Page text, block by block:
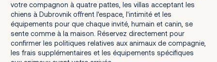
votre compagnon à quatre pattes, les villas acceptant les
chiens à Dubrovnik offrent l'espace, l'intimité et les
équipements pour que chaque invité, humain et canin, se
sente comme à la maison. Réservez directement pour
confirmer les politiques relatives aux animaux de compagnie,
les frais supplémentaires et les équipements spécifiques